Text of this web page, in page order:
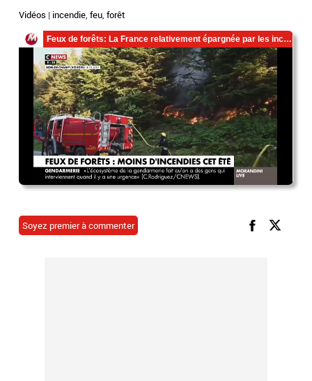
Vidéos | incendie,feu,forêt
Soyez premier à commenter